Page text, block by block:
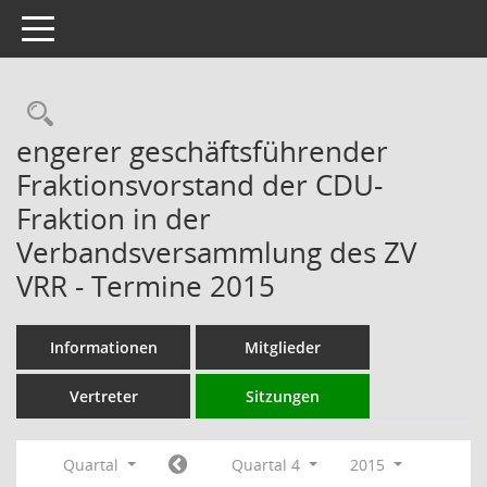
Toggle navigation
Rechercheauswahl
engerer geschäftsführender
Fraktionsvorstand der CDU-
Fraktion in der
Verbandsversammlung des ZV
VRR - Termine 2015
Informationen Mitglieder
Vertreter Sitzungen
Quartal Quartal 4
2015